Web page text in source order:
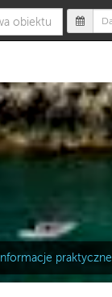
Informacje praktyczne